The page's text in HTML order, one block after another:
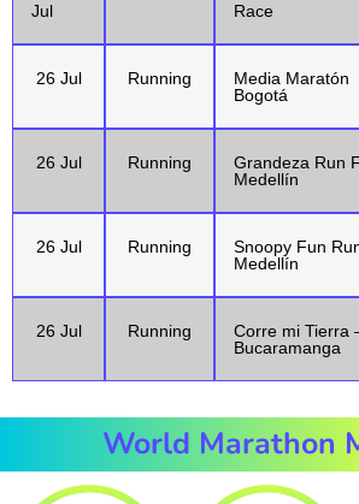
Jul
Race
26 Jul Running
Media Maratón
Bogotá
26 Jul Running
Grandeza Run
Medellín
26 Jul Running
Snoopy Fun
Medellín
26 Jul Running
Corre mi Tierra
Bucaramanga
World Marathon